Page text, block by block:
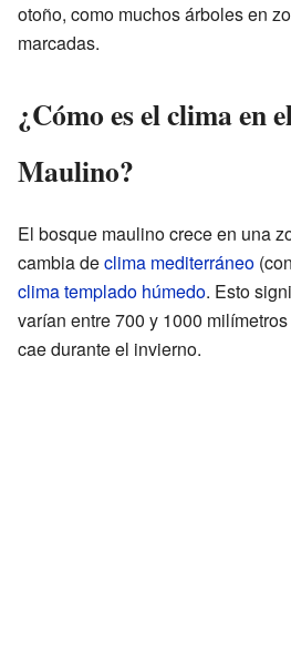
otoño, como muchos árboles en
marcadas.
¿Cómo es el clima en
Maulino?
El bosque maulino crece en una
cambia declima mediterráneo
clima templado húmedo. Esto
varían entre 700 y 1000
cae durante el invierno.